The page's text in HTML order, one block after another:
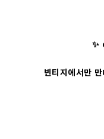
✨
빈티지에서만